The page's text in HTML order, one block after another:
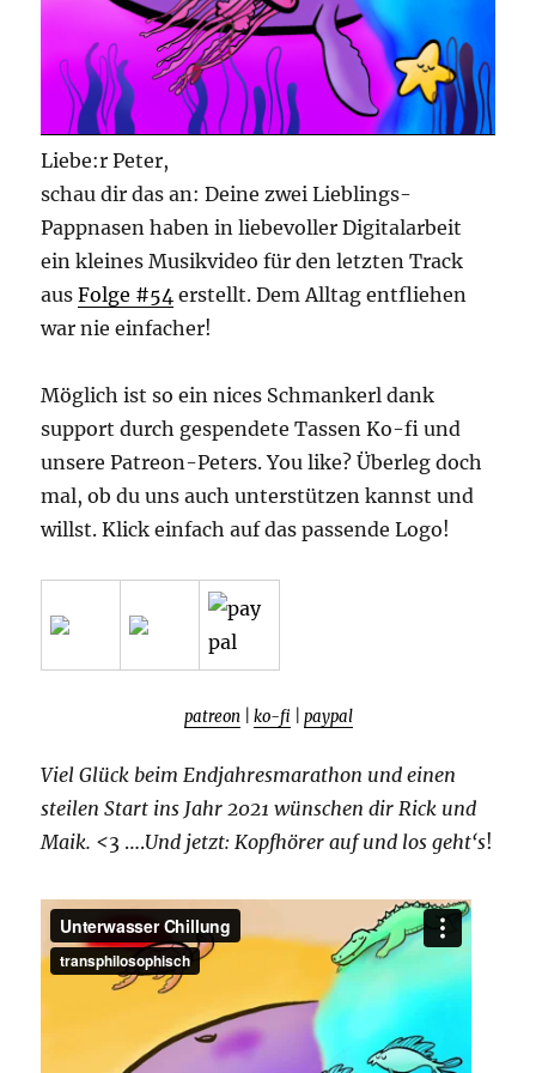
Liebe:r Peter,
schau dir das an: Deine zwei Lieblings-
Pappnasen haben in liebevoller Digitalarbeit
ein kleines Musikvideo für den letzten Track
ausFolge #54 erstellt. Dem Alltag entfliehen
war nie einfacher!
Möglich ist so ein nices Schmankerl dank
support durch gespendete Tassen Ko-fi und
unsere Patreon-Peters. You like? Überleg doch
mal, ob du uns auch unterstützen kannst und
willst. Klick einfach auf das passende Logo!
patreon| ko-fi paypal
Viel Glück beim Endjahresmarathon und einen
steilen Start ins Jahr 2021 wünschen dir Rick und
Maik. <3 ….Und jetzt: Kopfhörer auf und los geht‘s!